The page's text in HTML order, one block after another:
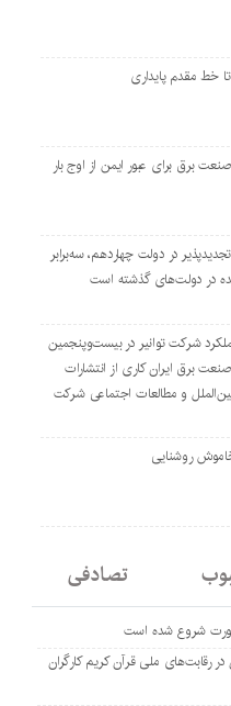
خط مقدم پایداری
صنعت برق برای عبور ایمن از اوج بار
در دولت چهاردهم، سه‌برابر
در دولت‌های گذشته است
شرکت توانیر در بیست‌وپنجمین
برق ایران کاری از انتشارات
و مطالعات اجتماعی شرکت
خاموش روشنایی
تصادفی
خورت شروع شده است
در رقابت‌های ملی قرآن کریم کارگران